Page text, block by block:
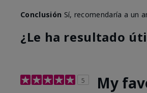
Conclusión Sí, recomendaría a un
¿Le ha resultado
5 My